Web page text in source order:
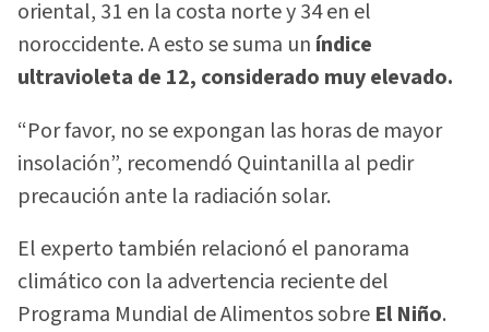
oriental, 31 en la costa norte y 34 en el
noroccidente. A esto se suma un índice
ultravioleta de 12, considerado muy elevado.
“Por favor, no se expongan las horas de mayor
insolación”, recomendó Quintanilla al pedir
precaución ante la radiación solar.
El experto también relacionó el panorama
climático con la advertencia reciente del
Programa Mundial de Alimentos sobre El Niño.